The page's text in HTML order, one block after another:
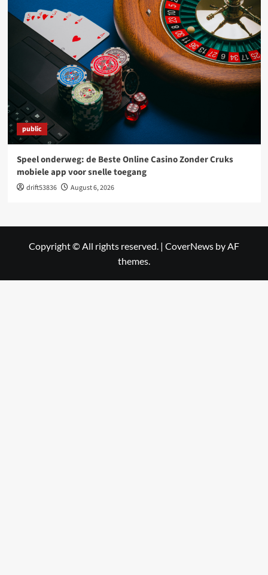
public
Speel onderweg: de Beste Online Casino Zonder Cruks
mobiele app voor snelle toegang
drift53836 August 6, 2026
Copyright © All rights reserved. | CoverNews by AF
themes.